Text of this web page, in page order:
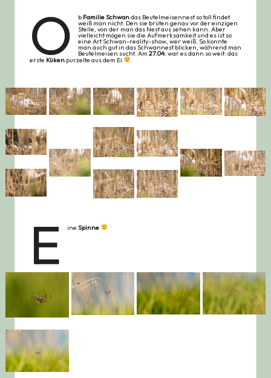
O b Familie Schwandas Beutelmeisennest so toll findet
weiß man nicht. Den sie brüten genau vor der einzigen
Stelle, von der man das Nest aus sehen kann. Aber
vielleicht mögen sie die Aufmerksamkeit und es ist so
eine Art Schwan-reality-show, wer weiß. So konnte
man auch gut in das Schwannest blicken, während man
Beutelmeisen sucht. Am 27.04. war es dann so weit: das
erste Küken purzelte aus dem Ei
E ine Spinne